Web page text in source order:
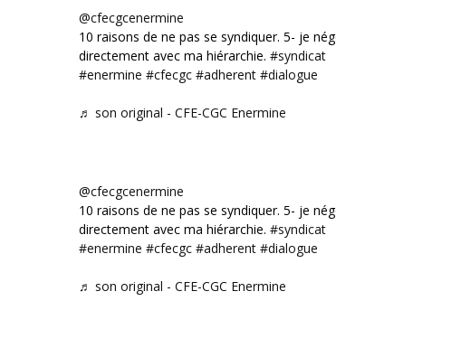
@cfecgcenermine
10 raisons de ne pas se syndiquer. 5- je négocie
directement avec ma hiérarchie. #syndicat
#enermine #cfecgc #adherent #dialogue
♬ son original - CFE-CGC Enermine
@cfecgcenermine
10 raisons de ne pas se syndiquer. 5- je négocie
directement avec ma hiérarchie. #syndicat
#enermine #cfecgc #adherent #dialogue
♬ son original - CFE-CGC Enermine